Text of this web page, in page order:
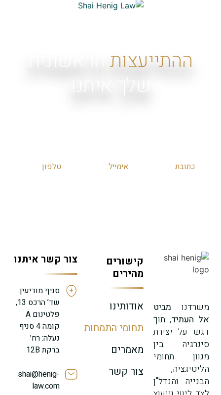
ההתייעצות הראשונית
שלך איתנו
כתובת אימייל טלפון
משרדנו מביט
אל העתיד, תוך
דגש על יצירת
סינרגיה בין
מגוון תחומי
הליטיגציה,
הבנייה והנדל"ן
קישורים
מהירים
אודותינו
תחומי התמחות
מאמרים
צור קשר
צור קשר איתנו
סניף מודיעין:
שד’ הרכס 13,
פלטינום A
קומה 4 סניף
נעלה: רח’
ברקת 12B
shai@henig-
law.com